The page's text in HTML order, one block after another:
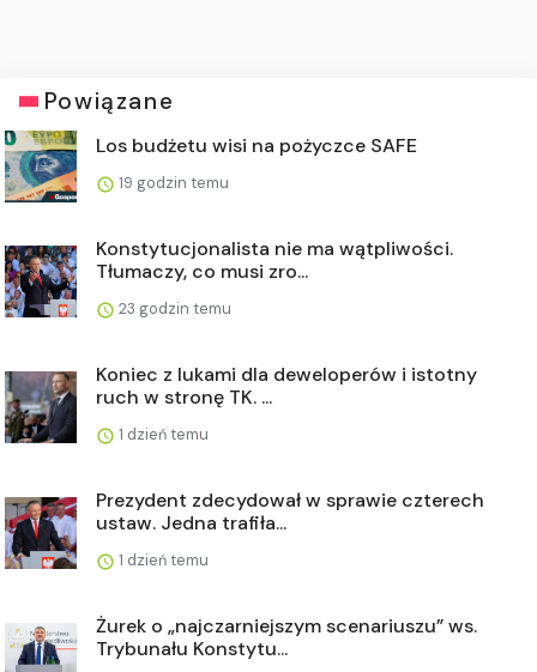
Powiązane
Los budżetu wisi na pożyczce SAFE
19 godzin temu
Konstytucjonalista nie ma wątpliwości.
Tłumaczy, co musi zro...
23 godzin temu
Koniec z lukami dla deweloperów i istotny
ruch w stronę TK. ...
1 dzień temu
Prezydent zdecydował w sprawie czterech
ustaw. Jedna trafiła...
1 dzień temu
Żurek o „najczarniejszym scenariuszu” ws.
Trybunału Konstytu...